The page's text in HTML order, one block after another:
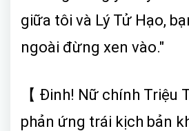
giữa tôi và Lý Tử Hạo,
ngoài đừng xen vào."
【 Đinh! Nữ chính Triệu
phản ứng trái kịch bản